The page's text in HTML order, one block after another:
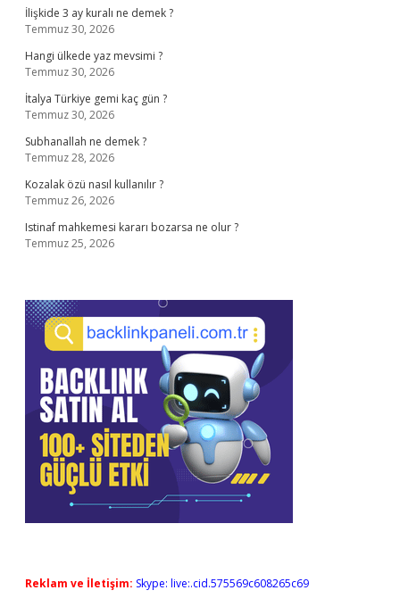
İlişkide 3 ay kuralı ne demek ?
Temmuz 30, 2026
Hangi ülkede yaz mevsimi ?
Temmuz 30, 2026
İtalya Türkiye gemi kaç gün ?
Temmuz 30, 2026
Subhanallah ne demek ?
Temmuz 28, 2026
Kozalak özü nasıl kullanılır ?
Temmuz 26, 2026
Istinaf mahkemesi kararı bozarsa ne olur ?
Temmuz 25, 2026
Reklam ve İletişim: Skype: live:.cid.575569c608265c69